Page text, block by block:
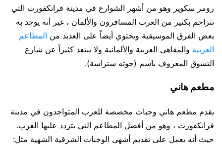
رومر سكوير وهو من أشهر الشوارع في مدينة فرانكفورت التي
تتزاحم بكثير من العرب المسافرون والألمان ، غير أنه يوجد به
بعض الفرق الموسيقية ويحتوي أيضاً على العديد من المطاعم
العربية والمقاهي العربية والألمانية ولا يبتعد كثيراً عن شارع
التسوق المعروف باسم (جوته ستراسة).
مطعم هاني
يقدم مطعم هاني وجبات مخصصة للعرب المتواجدون في مدينة
فرانكفورت ، وهو من أفضل المطاعم التي يتردد عليها العرب.
حيث أنه يعمل على تقديم أشهى الوجبات الشرقية الشهية مثل: